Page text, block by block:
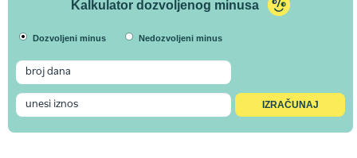
Kalkulator dozvoljenog minusa
Dozvoljeni minus Nedozvoljeni minus